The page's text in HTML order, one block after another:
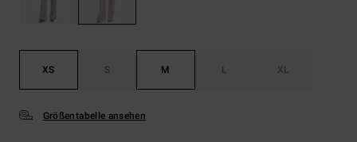
XS S M L XL
Größentabelle ansehen